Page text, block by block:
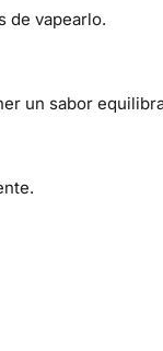
de vapearlo.
un sabor